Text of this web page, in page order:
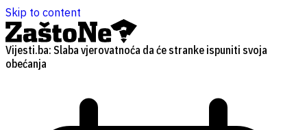
Skip to content
Vijesti.ba: Slaba vjerovatnoća da će stranke ispuniti svoja
obećanja